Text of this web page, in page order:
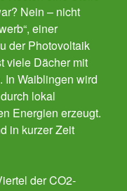
Nein – nicht
einer
der Photovoltaik
viele Dächer mit
In Waiblingen wird
lokal
Energien erzeugt.
in kurzer Zeit
der CO2-